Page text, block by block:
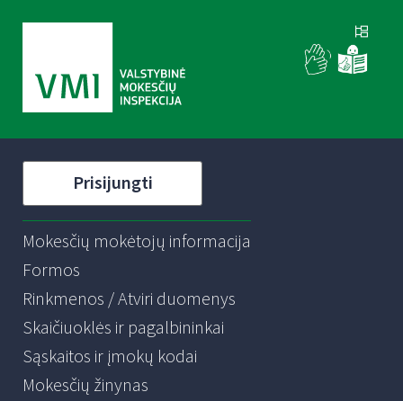
Prisijungti
Mokesčių mokėtojų informacija
Formos
Rinkmenos / Atviri duomenys
Skaičiuoklės ir pagalbininkai
Sąskaitos ir įmokų kodai
Mokesčių žinynas